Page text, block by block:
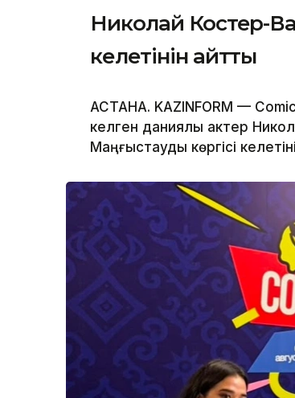
Николай Костер-
келетінін айтты
АСТАНА. KAZINFORM —
келген даниялық актер
Маңғыстауды көргісі